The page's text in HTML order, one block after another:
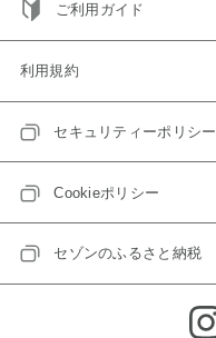
ご利用ガイド
利用規約
セキュリティーポリシー
Cookieポリシー
セゾンのふるさと納税